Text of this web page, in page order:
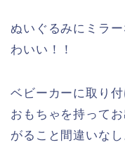
ぬいぐるみにミラ
わいい！！
ベビーカーに取り
おもちゃを持って
がること間違いなし